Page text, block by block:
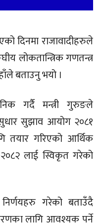
दिनमा राजावादीहरुले
लोकतान्त्रिक गणतन्त्र
बताउनु भयो ।
गर्दै मन्त्री गुरुङले
सुझाव आयोग २०८१
तयार गरिएको आर्थिक
२०८२ लाई स्विकृत गरेको
निर्णयहरु गरेको बताउँदै
लागि आवश्यक पर्ने